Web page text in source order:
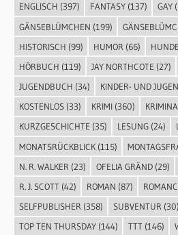
ENGLISCH (397) FANTASY(137) GAY
GÄNSEBLÜMCHEN (199)
HISTORISCH (99) HUMOR (66)
HÖRBUCH (119) JAY NORTHCOTE (27)
JUGENDBUCH (34) KINDER- UND
KOSTENLOS(33) KRIMI(360)
KURZGESCHICHTE (35) LESUNG(24)
MONATSRÜCKBLICK(115)
N. R. WALKER (23) OFELIA GRÄND(29)
R. J. SCOTT(42) ROMAN (87)
SELFPUBLISHER (358) SUBVENTUR (30)
TOP TEN THURSDAY(144) TTT(146)